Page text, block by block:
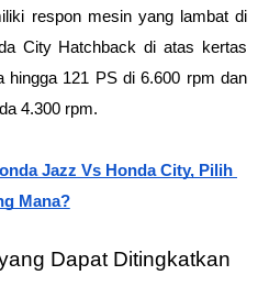
respon mesin yang lambat di
City Hatchback di atas kertas
hingga 121 PS di 6.600 rpm dan
4.300 rpm.
Jazz Vs Honda City, Pilih
Mana?
Dapat Ditingkatkan